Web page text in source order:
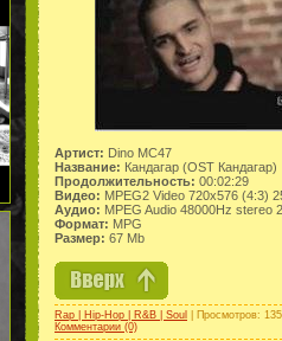
Артист: Dino MC47
Название: Кандагар (OST Кандагар)
Продолжительность: 00:02:29
Видео: MPEG2 Video 720x576 (4:3)
Аудио: MPEG Audio 48000Hz stereo
Формат: MPG
Размер: 67 Mb
Rap | Hip-Hop | R&B | Soul
| Просмотров:
Комментарии (0)